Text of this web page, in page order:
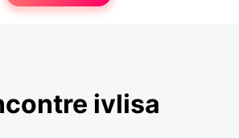
ivlisa